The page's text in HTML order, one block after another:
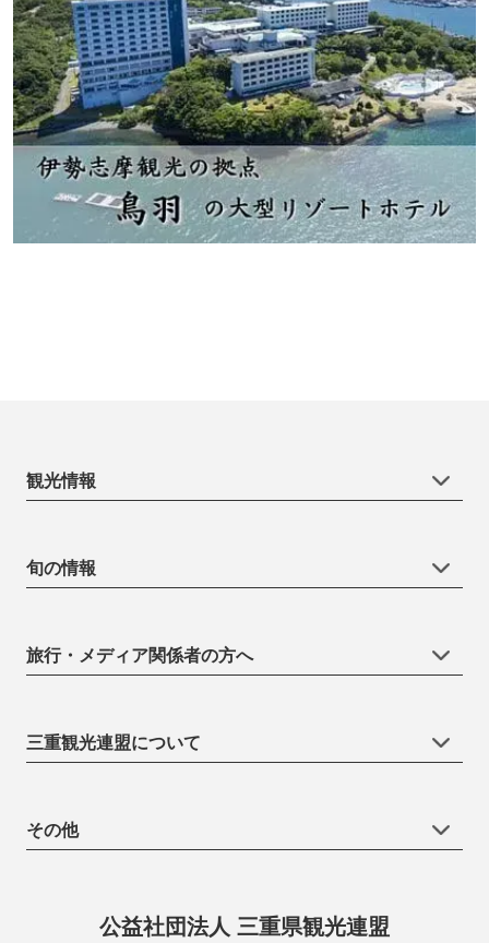
観光情報
旬の情報
旅行・メディア関係者の方へ
三重観光連盟について
その他
公益社団法人 三重県観光連盟